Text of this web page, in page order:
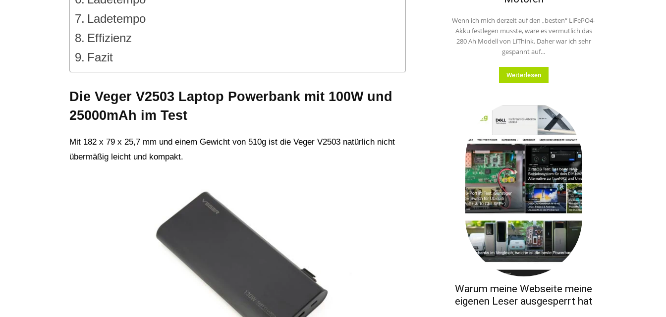
Ladetempo
Effizienz
Fazit
Die Veger V2503 Laptop Powerbank mit 100W und
25000mAh im Test
Mit 182 x 79 x 25,7 mm und einem Gewicht von 510g ist die Veger V2503 natürlich nicht
übermäßig leicht und kompakt.
Wenn ich mich derzeit auf den „besten“ LiFePO4-
Akku festlegen müsste, wäre es vermutlich das
280 Ah Modell von LiThink. Daher war ich sehr
gespannt auf...
Weiterlesen
Warum meine Webseite meine
eigenen Leser ausgesperrt hat